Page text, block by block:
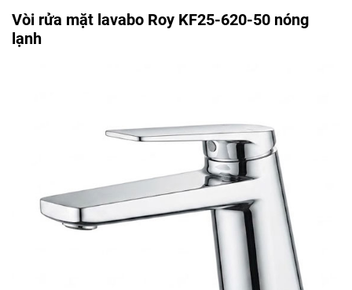
Vòi rửa mặt lavabo Roy KF25-620-50 nóng
lạnh